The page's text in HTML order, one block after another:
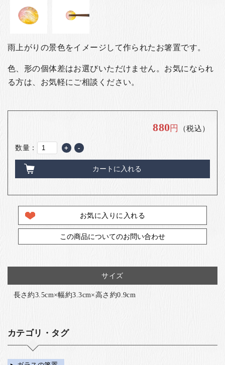
雨上がりの景色をイメージして作られたお箸置です。
色、形の個体差はお選びいただけません。お気になられ
る方は、お気軽にご相談ください。
880 円 （税込）
数量： + -
カートに入れる
お気に入りに入れる
この商品についてのお問い合わせ
サイズ
長さ約3.5cm×幅約3.3cm×高さ約0.9cm
カテゴリ・タグ